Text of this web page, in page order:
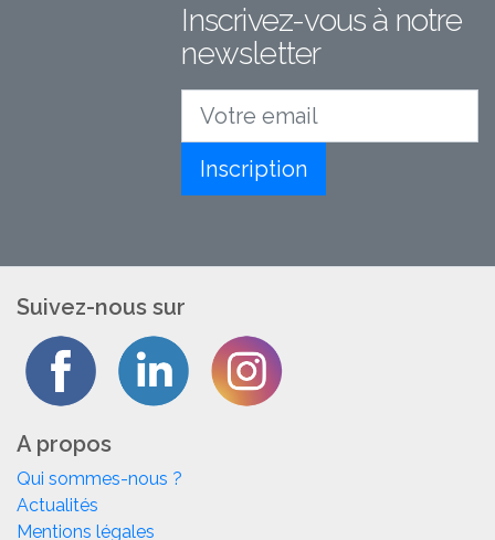
Inscrivez-vous à notre
newsletter
Inscription
Suivez-nous sur
A propos
Qui sommes-nous ?
Actualités
Mentions légales